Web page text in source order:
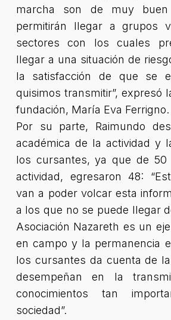
marcha son de muy
permitirán llegar a grupos
sectores con los cuales
llegar a una situación de
la satisfacción de que se
quisimos transmitir”, expresó
fundación, María Eva Ferrigno.
Por su parte, Raimundo
académica de la actividad y
los cursantes, ya que de 50
actividad, egresaron 48:
van a poder volcar esta
a los que no se puede llegar
Asociación Nazareth es un
en campo y la permanencia
los cursantes da cuenta de
desempeñan en la
conocimientos tan
sociedad”.